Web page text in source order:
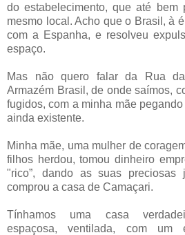
do estabelecimento, que até bem
mesmo local. Acho que o Brasil, à
com a Espanha, e resolveu
espaço.
Mas não quero falar da Rua
Armazém Brasil, de onde saímos,
fugidos, com a minha mãe
ainda existente.
Minha mãe, uma mulher de
filhos herdou, tomou dinheiro
"rico”, dando as suas preciosas
comprou a casa de Camaçari.
Tínhamos uma casa
espaçosa, ventilada, com um